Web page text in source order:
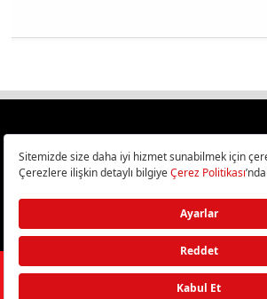
Bilişim ve Teknoloji Haberleri CHIP
©2026Doğan Burda Dergi Yayıncılık ve
saklıdır.